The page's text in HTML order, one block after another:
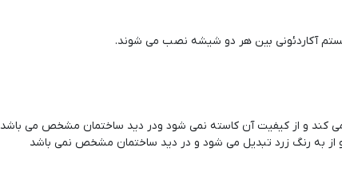
آکاردئونی بین هر دو شیشه نصب می شوند.
نمی کند و از کیفیت آن کاسته نمی شود ودر دید ساختمان مشخص می باشد
و از به رنگ زرد تبدیل می شود و در دید ساختمان مشخص نمی باشد